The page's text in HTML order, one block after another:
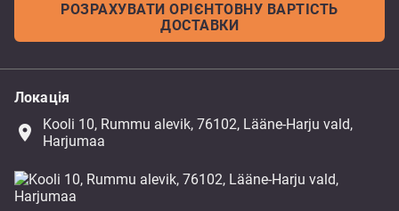
РОЗРАХУВАТИ ОРІЄНТОВНУ ВАРТІСТЬ
ДОСТАВКИ
Локація
place
Kooli 10, Rummu alevik, 76102, Lääne-Harju vald,
Harjumaa